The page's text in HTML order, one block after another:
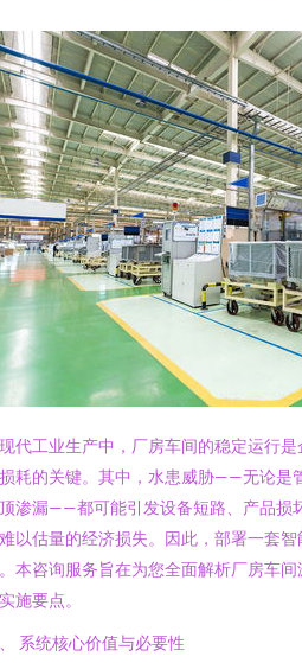
代工业生产中，厂房车间的稳定运行
耗的关键。其中，水患威胁——无论是
渗漏——都可能引发设备短路、产品损
以估量的经济损失。因此，部署一套
本咨询服务旨在为您全面解析厂房车
施要点。
系统核心价值与必要性